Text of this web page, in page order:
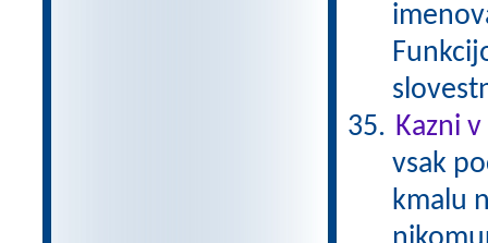
Kazni
vsak
kmalu